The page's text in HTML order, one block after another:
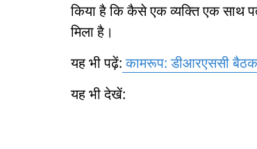
किया है कि कैसे एक व्यक्ति एक साथ
मिला है।
यह भी पढ़ें:कामरूप: डीआरएससी बैठक
यह भी देखें: